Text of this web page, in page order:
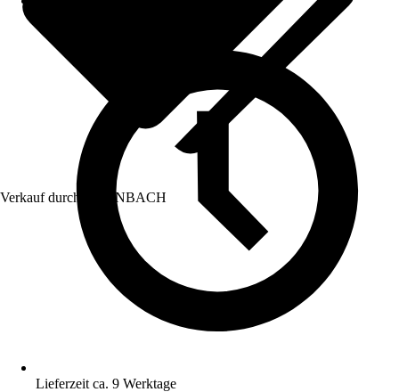
Verkauf durch: HORNBACH
Lieferzeit ca. 9 Werktage